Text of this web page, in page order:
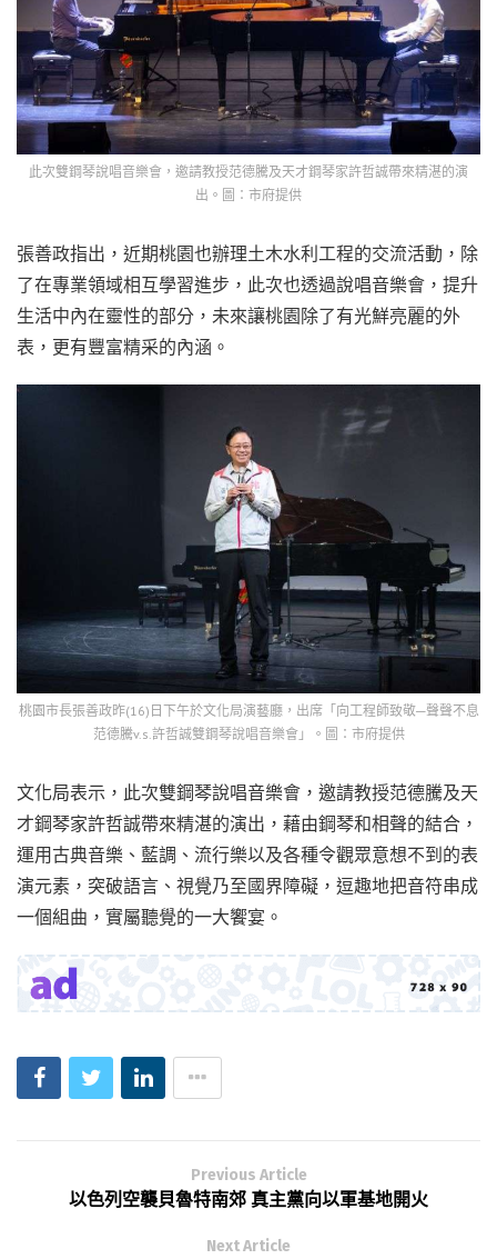
此次雙鋼琴說唱音樂會，邀請教授范德騰及天才鋼琴家許哲誠帶來精湛的演
出。 圖：市府提供
張善政指出，近期桃園也辦理土木水利工程的交流活動，除
了在專業領域相互學習進步，此次也透過說唱音樂會，提升
生活中內在靈性的部分，未來讓桃園除了有光鮮亮麗的外
表，更有豐富精采的內涵。
桃園市長張善政昨(16)日下午於文化局演藝廳，出席「向工程師致敬─聲聲不息
范德騰v.s.許哲誠雙鋼琴說唱音樂會」。圖：市府提供
文化局表示，此次雙鋼琴說唱音樂會，邀請教授范德騰及天
才鋼琴家許哲誠帶來精湛的演出，藉由鋼琴和相聲的結合，
運用古典音樂、藍調、流行樂以及各種令觀眾意想不到的表
演元素，突破語言、視覺乃至國界障礙，逗趣地把音符串成
一個組曲，實屬聽覺的一大饗宴。
Previous Article
以色列空襲貝魯特南郊 真主黨向以軍基地開火
Next Article